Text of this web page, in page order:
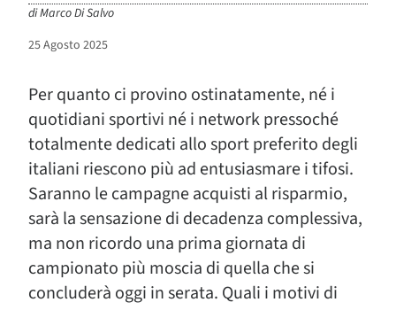
diMarco Di Salvo
25 Agosto 2025
Per quanto ci provino ostinatamente, né i
quotidiani sportivi né i network pressoché
totalmente dedicati allo sport preferito degli
italiani riescono più ad entusiasmare i tifosi.
Saranno le campagne acquisti al risparmio,
sarà la sensazione di decadenza complessiva,
ma non ricordo una prima giornata di
campionato più moscia di quella che si
concluderà oggi in serata. Quali i motivi di